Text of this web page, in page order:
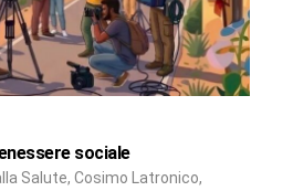
sociale
Salute, Cosimo Latronico,